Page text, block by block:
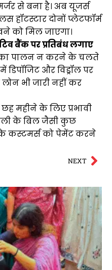
से बना है। अब यूजर्स
हॉटस्टार दोनों प्लेटफॉर्म
को मिल जाएगा।
बैंक पर प्रतिबंध लगाए
का पालन न करने के चलते
और विड्रॉल पर
भी जारी नहीं कर
छह महीने के लिए प्रभावी
के बिल जैसी कुछ
कस्टमर्स को पेमेंट करने
NEXT